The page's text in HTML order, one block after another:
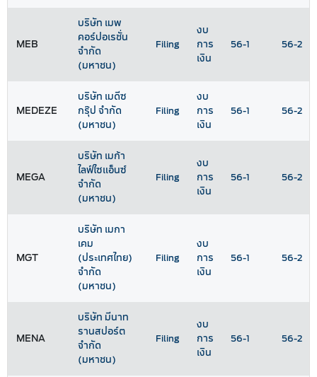
MEB
บริษัท เมพ
คอร์ปอเรชั่น
จำกัด
(มหาชน)
Filing
งบ
การ
เงิน
56-1 56-2
MEDEZE
บริษัท เมดีซ
กรุ๊ป จำกัด
(มหาชน)
Filing
งบ
การ
เงิน
56-1 56-2
MEGA
บริษัท เมก้า
ไลฟ์ไซแอ็นซ์
จำกัด
(มหาชน)
Filing
งบ
การ
เงิน
56-1 56-2
MGT
บริษัท เมกา
เคม
(ประเทศไทย)
จำกัด
(มหาชน)
Filing
งบ
การ
เงิน
56-1 56-2
MENA
บริษัท มีนาท
รานสปอร์ต
จำกัด
(มหาชน)
Filing
งบ
การ
เงิน
56-1 56-2